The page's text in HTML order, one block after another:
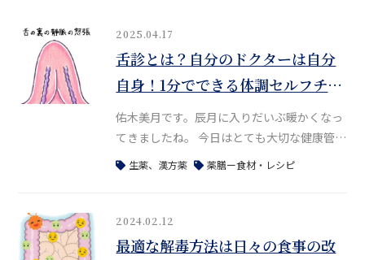
2025.04.17
舌診とは？自分のドクターは自分
自身！1分でできる体調セルフチェ
ック
佑木美月です。辰月に入りだいぶ暖かくなっ
てきましたね。 今日はとても大切な健康管理
についてのお話です。 以前も、ここ数年、お
くなられる方が増えているとお話ししまし
た。 藤江さんが最近YouTubeで、2025年1月
生薬、漢方薬 薬膳ー食材・レシピ
2024.02.12
最適な解毒方法は日々の食事の改